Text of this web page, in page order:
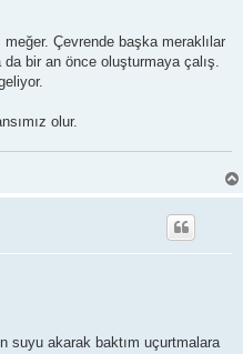
Çevrende başka meraklılar
bir an önce oluşturmaya çalış.
olur.
suyu akarak baktım uçurtmalara